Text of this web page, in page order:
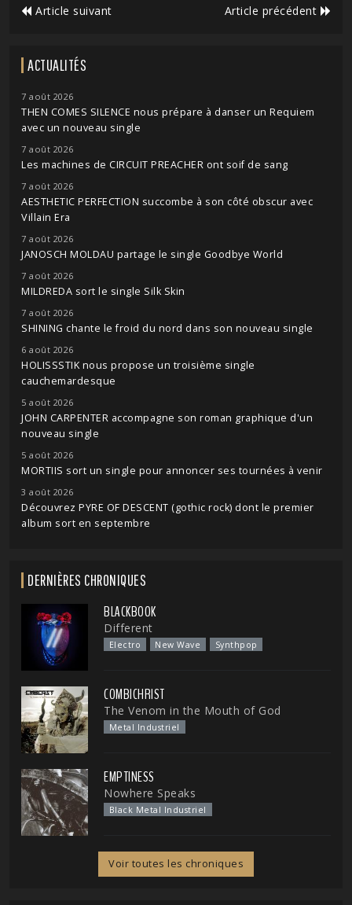
Article suivant Article précédent
ACTUALITÉS
7 août 2026
THEN COMES SILENCE nous prépare à danser un Requiem
avec un nouveau single
7 août 2026
Les machines de CIRCUIT PREACHER ont soif de sang
7 août 2026
AESTHETIC PERFECTION succombe à son côté obscur avec
Villain Era
7 août 2026
JANOSCH MOLDAU partage le single Goodbye World
7 août 2026
MILDREDA sort le single Silk Skin
7 août 2026
SHINING chante le froid du nord dans son nouveau single
6 août 2026
HOLISSSTIK nous propose un troisième single
cauchemardesque
5 août 2026
JOHN CARPENTER accompagne son roman graphique d'un
nouveau single
5 août 2026
MORTIIS sort un single pour annoncer ses tournées à venir
3 août 2026
Découvrez PYRE OF DESCENT (gothic rock) dont le premier
album sort en septembre
DERNIÈRES CHRONIQUES
BLACKBOOK
Different
Electro New Wave Synthpop
COMBICHRIST
The Venom in the Mouth of God
Metal Industriel
EMPTINESS
Nowhere Speaks
Black Metal Industriel
Voir toutes les chroniques